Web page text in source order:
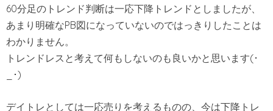
60分足のトレンド判断は一応下降トレンドとしましたが、
あまり明確なPB図になっていないのではっきりしたことは
わかりません。
トレンドレスと考えて何もしないのも良いかと思います(･
_･)
デイトレとしては一応売りを考えるものの、今は下降トレ